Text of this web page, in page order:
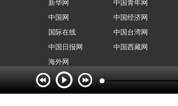
新华网
中国网
国际在线
中国日报网
海外网
中国青年网
中国经济网
中国台湾网
中国西藏网